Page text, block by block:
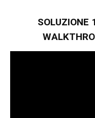
SOLUZIONE